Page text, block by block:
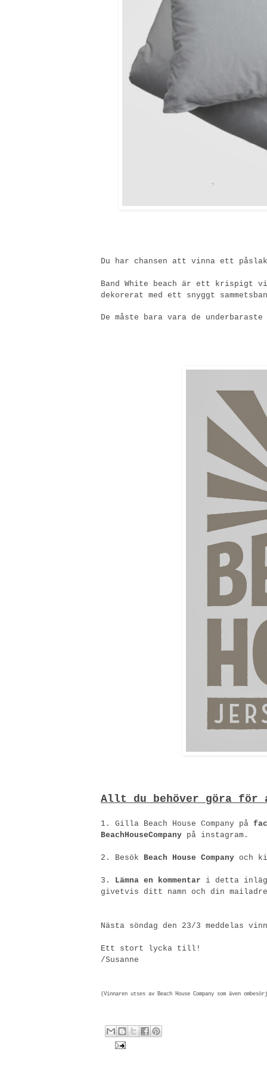
Du har chansen att vinna ett
Band White beach är ett krispigt
dekorerat med ett snyggt
De måste bara vara de
Allt du behöver göra för
1. Gilla Beach House Company på
BeachHouseCompany på instagram .
2. Besök Beach House Company och
3. Lämna en kommentar i detta
givetvis ditt namn och din
Nästa söndag den 23/3 meddelas
Ett stort lycka till!
/Susanne
(Vinnaren utses av Beach House Company som även